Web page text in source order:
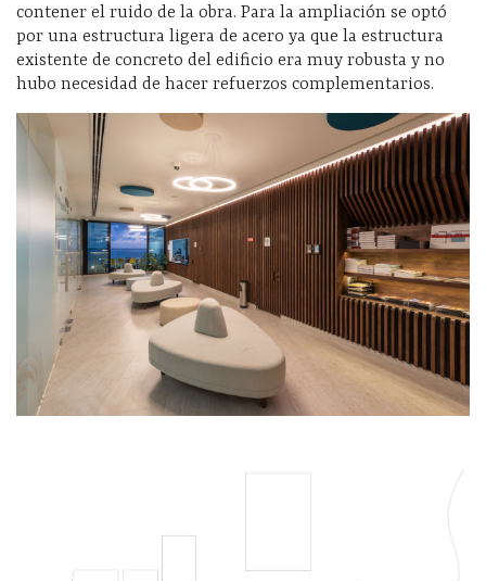
contener el ruido de la obra. Para la ampliación se optó
por una estructura ligera de acero ya que la estructura
existente de concreto del edificio era muy robusta y no
hubo necesidad de hacer refuerzos complementarios.